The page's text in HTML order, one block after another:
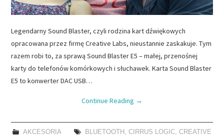
Legendarny Sound Blaster, czyli rodzina kart dźwiękowych
opracowana przez firmę Creative Labs, nieustannie zaskakuje. Tym
razem robi to, za sprawą Sound Blaster E5 – małej, przenośnej
karty do telefonów komórkowych i słuchawek. Karta Sound Blaster
E5 to konwerter DAC USB…
Continue Reading →
AKCESORIA BLUETOOTH , CIRRUS LOGIC, CREATIVE